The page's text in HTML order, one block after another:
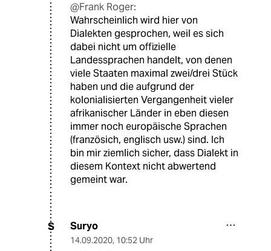
@Frank Roger:
Wahrscheinlich wird hier von
Dialekten gesprochen, weil es sich
dabei nicht um offizielle
Landessprachen handelt, von denen
viele Staaten maximal zwei/drei Stück
haben und die aufgrund der
kolonialisierten Vergangenheit vieler
afrikanischer Länder in eben diesen
immer noch europäische Sprachen
(französich, englisch usw.) sind. Ich
bin mir ziemlich sicher, dass Dialekt in
diesem Kontext nicht abwertend
gemeint war.
S Suryo
14.09.2020, 10:52 Uhr